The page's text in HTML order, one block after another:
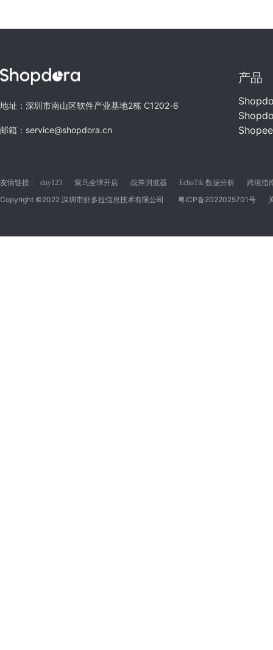
地址：深圳市南山区软件产业基地2栋 C1202-6
邮箱：service@shopdora.cn
产品
友情链接 : dny123 紫鸟全球开店 战斧浏览器 EchoTik 数据分析 跨境指
Copyright ©2022 深圳市虾多拉信息技术有限公司 粤ICP备2022025701号